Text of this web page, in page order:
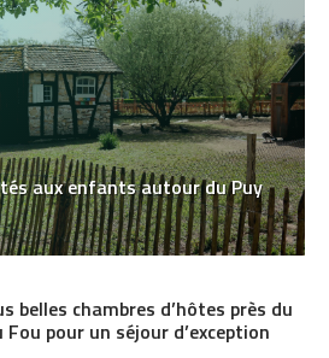
aux enfants autour du Puy
belles chambres d’hôtes près du
Fou pour un séjour d’exception